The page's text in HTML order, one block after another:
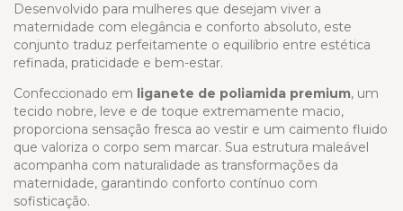
Desenvolvido para mulheres que desejam viver a
maternidade com elegância e conforto absoluto, este
conjunto traduz perfeitamente o equilíbrio entre estética
refinada, praticidade e bem-estar.
Confeccionado em liganete de poliamida premium, um
tecido nobre, leve e de toque extremamente macio,
proporciona sensação fresca ao vestir e um caimento fluido
que valoriza o corpo sem marcar. Sua estrutura maleável
acompanha com naturalidade as transformações da
maternidade, garantindo conforto contínuo com
sofisticação.